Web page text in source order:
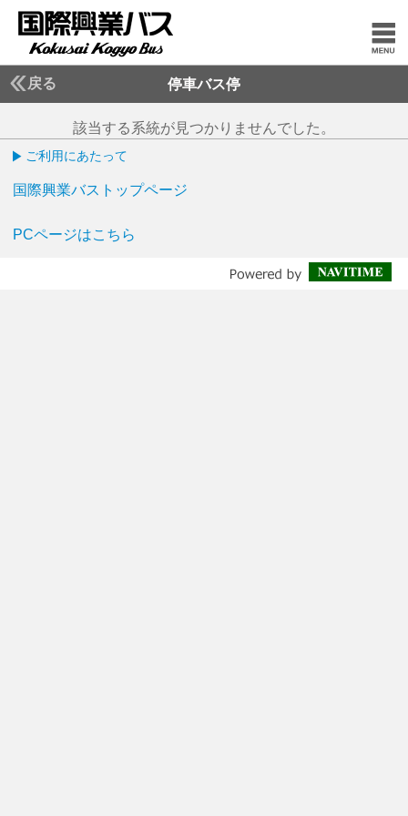
戻る 停車バス停
該当する系統が見つかりませんでした。
ご利用にあたって
国際興業バストップページ
PCページはこちら